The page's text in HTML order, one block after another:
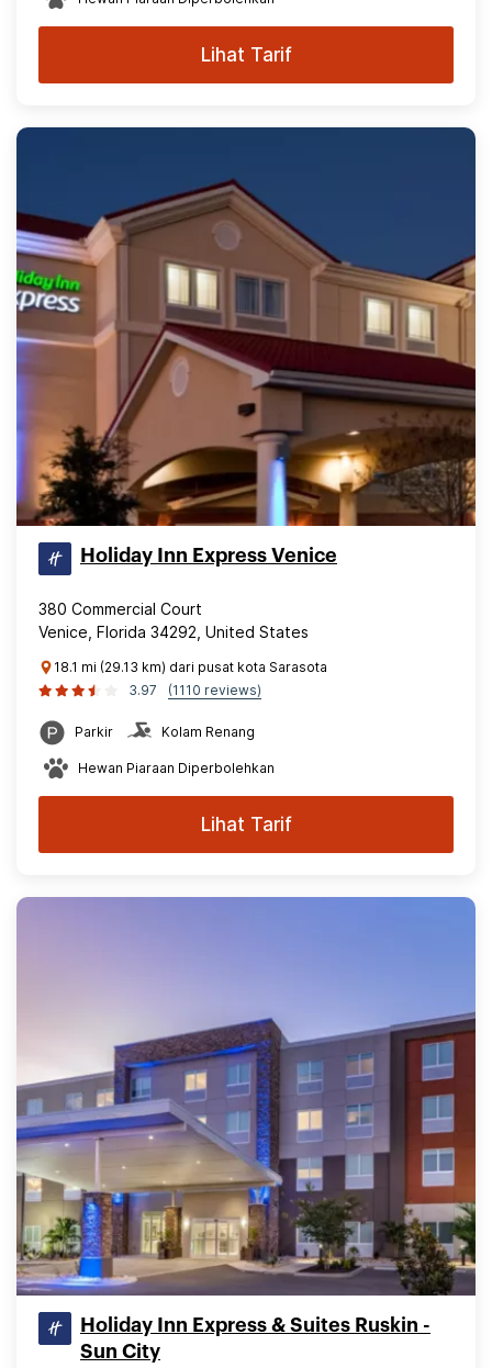
Lihat Tarif
Holiday Inn Express Venice
380 Commercial Court
Venice, Florida 34292, United States
18.1 mi (29.13 km) dari pusat kota Sarasota
3.97
(1110 reviews)
Parkir Kolam Renang
Hewan Piaraan Diperbolehkan
Lihat Tarif
Holiday Inn Express & Suites Ruskin -
Sun City